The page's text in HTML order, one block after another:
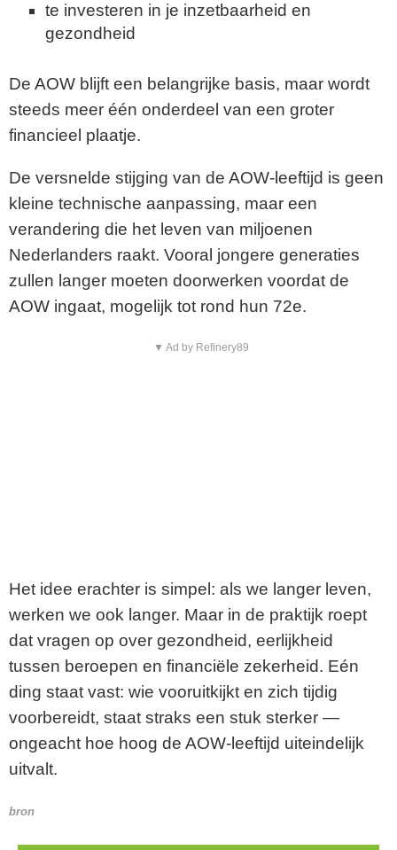
te investeren in je inzetbaarheid en
gezondheid
De AOW blijft een belangrijke basis, maar wordt
steeds meer één onderdeel van een groter
financieel plaatje.
De versnelde stijging van de AOW-leeftijd is geen
kleine technische aanpassing, maar een
verandering die het leven van miljoenen
Nederlanders raakt. Vooral jongere generaties
zullen langer moeten doorwerken voordat de
AOW ingaat, mogelijk tot rond hun 72e.
▼ Ad by Refinery89
Het idee erachter is simpel: als we langer leven,
werken we ook langer. Maar in de praktijk roept
dat vragen op over gezondheid, eerlijkheid
tussen beroepen en financiële zekerheid. Eén
ding staat vast: wie vooruitkijkt en zich tijdig
voorbereidt, staat straks een stuk sterker —
ongeacht hoe hoog de AOW-leeftijd uiteindelijk
uitvalt.
bron